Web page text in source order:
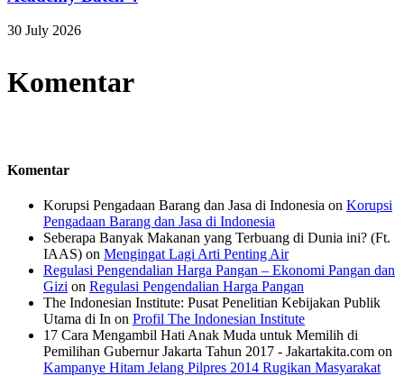
30 July 2026
Komentar
Komentar
Korupsi Pengadaan Barang dan Jasa di Indonesia on Korupsi
Pengadaan Barang dan Jasa di Indonesia
Seberapa Banyak Makanan yang Terbuang di Dunia ini? (Ft.
IAAS) on Mengingat Lagi Arti Penting Air
Regulasi Pengendalian Harga Pangan – Ekonomi Pangan dan
Gizi on Regulasi Pengendalian Harga Pangan
The Indonesian Institute: Pusat Penelitian Kebijakan Publik
Utama di In on Profil The Indonesian Institute
17 Cara Mengambil Hati Anak Muda untuk Memilih di
Pemilihan Gubernur Jakarta Tahun 2017 - Jakartakita.com on
Kampanye Hitam Jelang Pilpres 2014 Rugikan Masyarakat